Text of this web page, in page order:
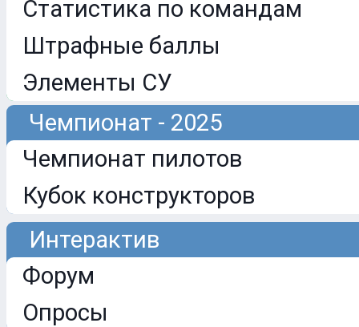
Статистика по командам
Штрафные баллы
Элементы СУ
Чемпионат - 2025
Чемпионат пилотов
Кубок конструкторов
Интерактив
Форум
Опросы